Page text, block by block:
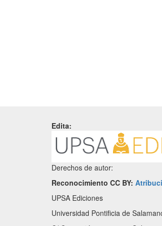
Edita:
Derechos de autor:
Reconocimiento CC BY:
UPSA Ediciones
Universidad Pontificia de